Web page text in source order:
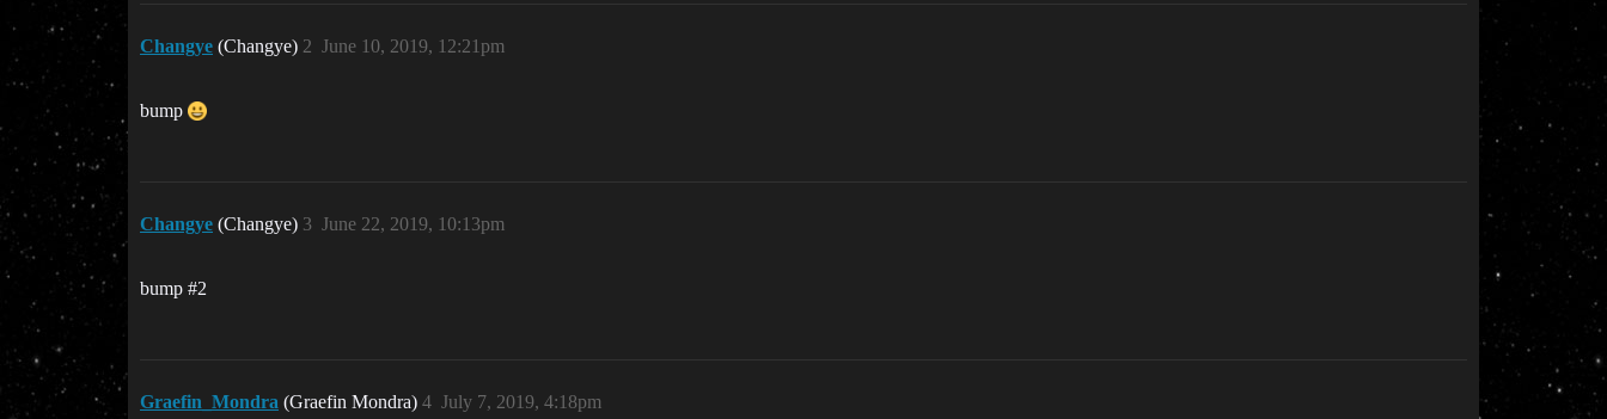
Changye (Changye) June 10, 2019, 12:21pm
2
bump
Changye (Changye) June 22, 2019, 10:13pm
3
bump #2
Graefin_Mondra (Graefin Mondra) July 7, 2019, 4:18pm
4